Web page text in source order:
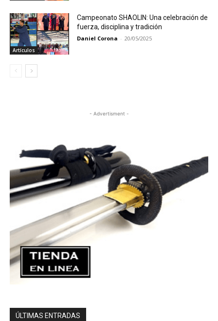
Artículos
Campeonato SHAOLIN: Una celebración de
fuerza, disciplina y tradición
Daniel Corona - 20/05/2025
- Advertisment -
ÚLTIMAS ENTRADAS